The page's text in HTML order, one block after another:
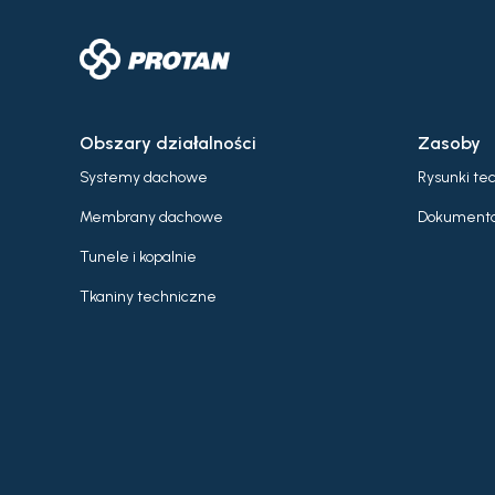
Obszary działalności
Systemy dachowe
Membrany dachowe
Tunele i kopalnie
Tkaniny techniczne
Zasoby
Rysunki